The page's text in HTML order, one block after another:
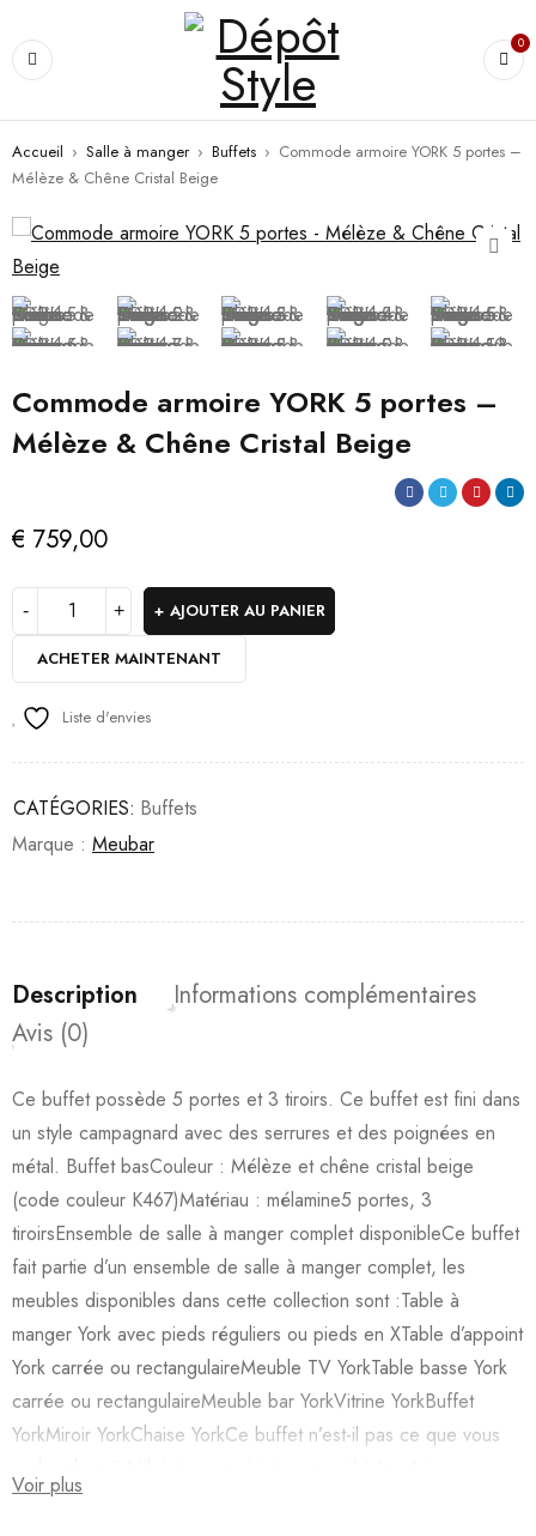
0
Accueil › Salle à manger › Buffets › Commode armoire YORK 5 portes –
Mélèze & Chêne Cristal Beige
Commode armoire YORK 5 portes –
Mélèze & Chêne Cristal Beige
€ 759,00
AJOUTER AU PANIER
ACHETER MAINTENANT
Liste d'envies
CATÉGORIES: Buffets
Marque : Meubar
Description
Informations complémentaires
Avis (0)
Ce buffet possède 5 portes et 3 tiroirs. Ce buffet est fini dans
un style campagnard avec des serrures et des poignées en
métal. Buffet basCouleur : Mélèze et chêne cristal beige
(code couleur K467)Matériau : mélamine5 portes, 3
tiroirsEnsemble de salle à manger complet disponibleCe buffet
fait partie d’un ensemble de salle à manger complet, les
meubles disponibles dans cette collection sont :Table à
manger York avec pieds réguliers ou pieds en XTable d’appoint
York carrée ou rectangulaireMeuble TV YorkTable basse York
carrée ou rectangulaireMeuble bar YorkVitrine YorkBuffet
YorkMiroir YorkChaise YorkCe buffet n’est-il pas ce que vous
buffets sous Meubles, vous y trouverez certainement le buffet
Voir plus